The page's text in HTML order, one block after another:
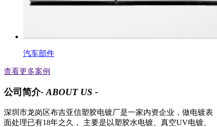
汽车部件
查看更多案例
公司简介- ABOUT US -
深圳市龙岗区布吉亚信塑胶电镀厂是一家内资企业，做电镀表
面处理已有18年之久， 主要是以塑胶水电镀、真空UV电镀、